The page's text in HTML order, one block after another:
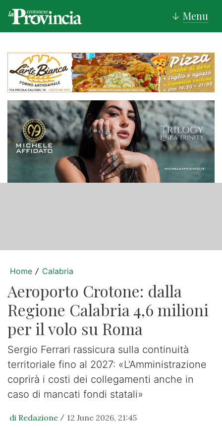
↓ Menu
Home / Calabria
Aeroporto Crotone: dalla
Regione Calabria 4,6 milioni
per il volo su Roma
Sergio Ferrari rassicura sulla continuità
territoriale fino al 2027: «L'Amministrazione
coprirà i costi dei collegamenti anche in
caso di mancati fondi statali»
di Redazione / 12 June 2026, 21:45